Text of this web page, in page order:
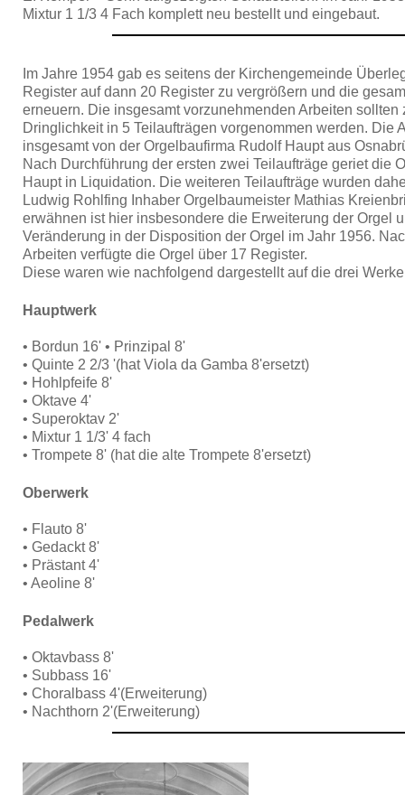
Mixtur 1 1/3 4 Fach komplett neu bestellt und eingebaut.
Im Jahre 1954 gab es seitens der Kirchengemeinde
Register auf dann 20 Register zu vergrößern und die
erneuern. Die insgesamt vorzunehmenden Arbeiten sollten
Dringlichkeit in 5 Teilaufträgen vorgenommen werden. Die
insgesamt von der Orgelbaufirma Rudolf Haupt aus
Nach Durchführung der ersten zwei Teilaufträge geriet die
Haupt in Liquidation. Die weiteren Teilaufträge wurden
Ludwig Rohlfing Inhaber Orgelbaumeister Mathias
erwähnen ist hier insbesondere die Erweiterung der Orgel
Veränderung in der Disposition der Orgel im Jahr 1956.
Arbeiten verfügte die Orgel über 17 Register.
Diese waren wie nachfolgend dargestellt auf die drei
Hauptwerk
• Bordun 16' • Prinzipal 8'
• Quinte 2 2/3 '(hat Viola da Gamba 8'ersetzt)
• Hohlpfeife 8'
• Oktave 4'
• Superoktav 2'
• Mixtur 1 1/3' 4 fach
• Trompete 8' (hat die alte Trompete 8'ersetzt)
Oberwerk
• Flauto 8'
• Gedackt 8'
• Prästant 4'
• Aeoline 8'
Pedalwerk
• Oktavbass 8'
• Subbass 16'
• Choralbass 4'(Erweiterung)
• Nachthorn 2'(Erweiterung)